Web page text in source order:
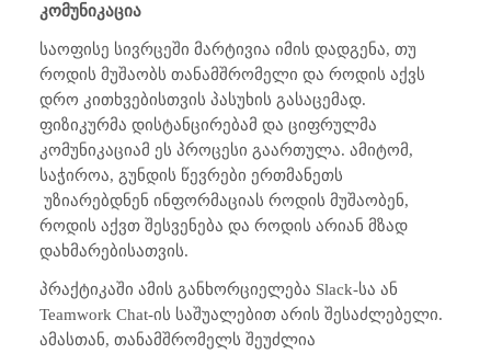
კომუნიკაცია
საოფისე სივრცეში მარტივია იმის დადგენა, თუ
როდის მუშაობს თანამშრომელი და როდის აქვს
დრო კითხვებისთვის პასუხის გასაცემად.
ფიზიკურმა დისტანცირებამ და ციფრულმა
კომუნიკაციამ ეს პროცესი გაართულა. ამიტომ,
საჭიროა, გუნდის წევრები ერთმანეთს
უზიარებდნენ ინფორმაციას როდის მუშაობენ,
როდის აქვთ შესვენება და როდის არიან მზად
დახმარებისათვის.
პრაქტიკაში ამის განხორციელება Slack-სა ან
Teamwork Chat-ის საშუალებით არის შესაძლებელი.
ამასთან, თანამშრომელს შეუძლია